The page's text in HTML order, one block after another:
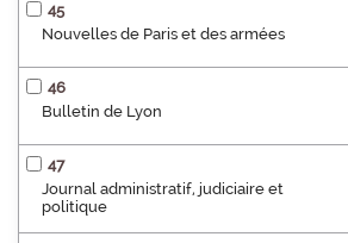
45
Nouvelles de Paris et des armées
46
Bulletin de Lyon
47
Journal administratif, judiciaire et
politique